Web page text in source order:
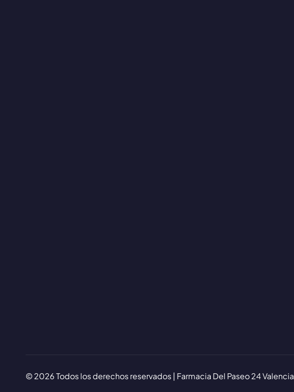
© 2026 Todos los derechos reservados | Farmacia Del Paseo 24 Valencia